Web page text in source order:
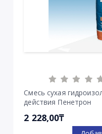
Смесь сухая
действия Пенетрон
2 228,00₸